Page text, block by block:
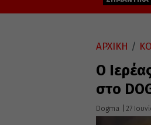
ΑΡΧΙΚΗ /
Ο
στο
Dogma 27